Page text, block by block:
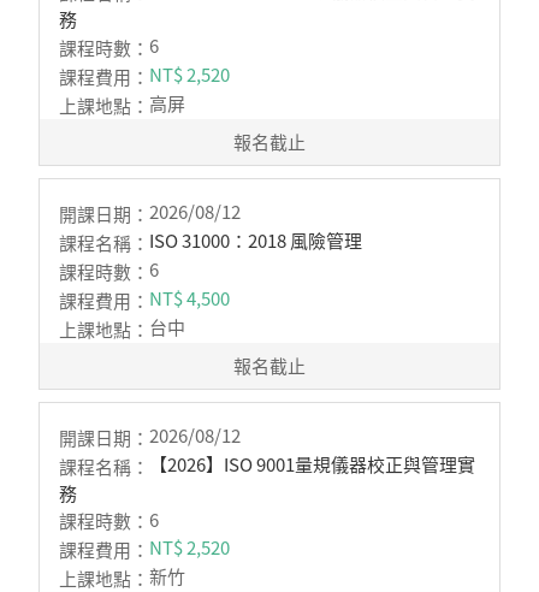
務
6
NT$ 2,520
高屏
報名截止
2026/08/12
ISO 31000：2018 風險管理
6
NT$ 4,500
台中
報名截止
2026/08/12
【2026】ISO 9001量規儀器校正與管理實
務
6
NT$ 2,520
新竹